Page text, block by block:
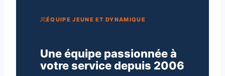
ÉQUIPE JEUNE ET DYNAMIQUE
Une équipe passionnée à
votre service depuis 2006